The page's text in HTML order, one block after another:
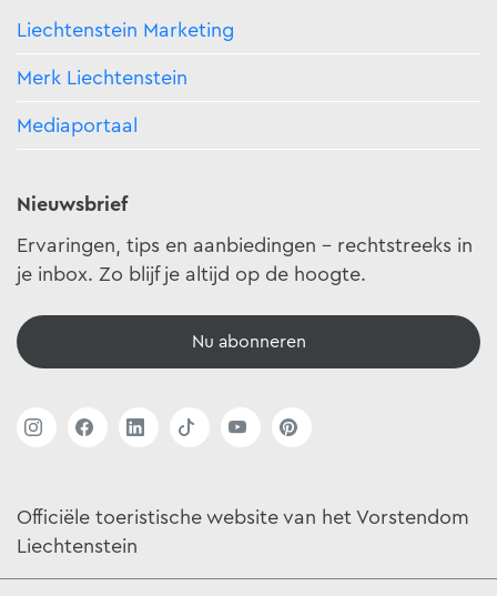
Liechtenstein Marketing
Merk Liechtenstein
Mediaportaal
Nieuwsbrief
Ervaringen, tips en aanbiedingen - rechtstreeks in
je inbox. Zo blijf je altijd op de hoogte.
Nu abonneren
Officiële toeristische website van het Vorstendom
Liechtenstein